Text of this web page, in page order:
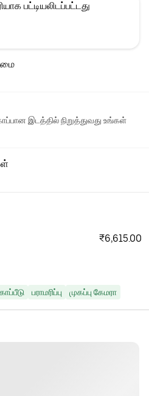
பட்டியலிடப்பட்டது
இடத்தில் நிறுத்துவது உங்கள்
₹6,615.00
பராமரிப்பு முகப்பு கேமரா